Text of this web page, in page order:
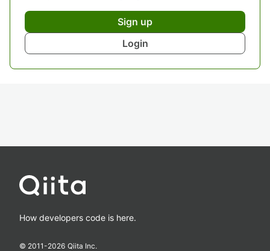
Sign up
Login
How developers code is here.
© 2011-2026 Qiita Inc.